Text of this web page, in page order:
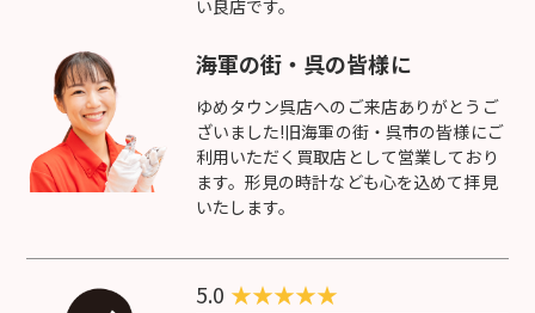
い良店です。
海軍の街・呉の皆様に
ゆめタウン呉店へのご来店ありがとうご
ざいました!旧海軍の街・呉市の皆様にご
利用いただく買取店として営業しており
ます。形見の時計なども心を込めて拝見
いたします。
5.0 ★★★★★